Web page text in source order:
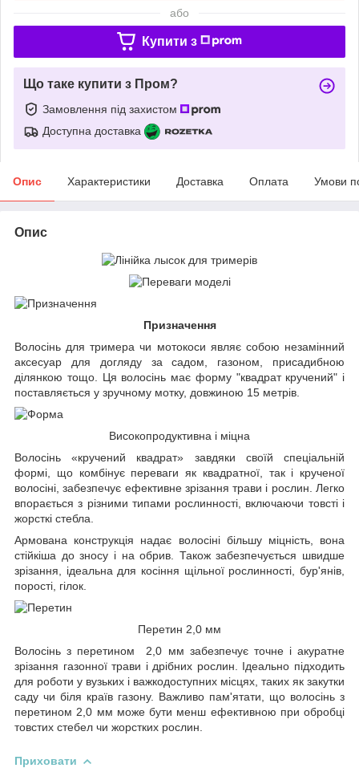
або
Купити з
Що таке купити з Пром?
Замовлення під захистом
Доступна доставка
Опис Характеристики Доставка Оплата Умови
Опис
Призначення
Волосінь для тримера чи мотокоси являє собою незамінний
аксесуар для догляду за садом, газоном, присадибною
ділянкою тощо. Ця волосінь має форму "квадрат кручений" і
поставляється у зручному мотку, довжиною 15 метрів.
Високопродуктивна і міцна
Волосінь «кручений квадрат» завдяки своїй спеціальній
формі, що комбінує переваги як квадратної, так і крученої
волосіні, забезпечує ефективне зрізання трави і рослин. Легко
впорається з різними типами рослинності, включаючи товсті і
жорсткі стебла.
Армована конструкція надає волосіні більшу міцність, вона
стійкіша до зносу і на обрив. Також забезпечується швидше
зрізання, ідеальна для косіння щільної рослинності, бур'янів,
порості, гілок.
Перетин 2,0 мм
Волосінь з перетином 2,0 мм забезпечує точне і акуратне
зрізання газонної трави і дрібних рослин. Ідеально підходить
для роботи у вузьких і важкодоступних місцях, таких як закутки
саду чи біля країв газону. Важливо пам'ятати, що волосінь з
перетином 2,0 мм може бути менш ефективною при обробці
товстих стебел чи жорстких рослин.
Приховати